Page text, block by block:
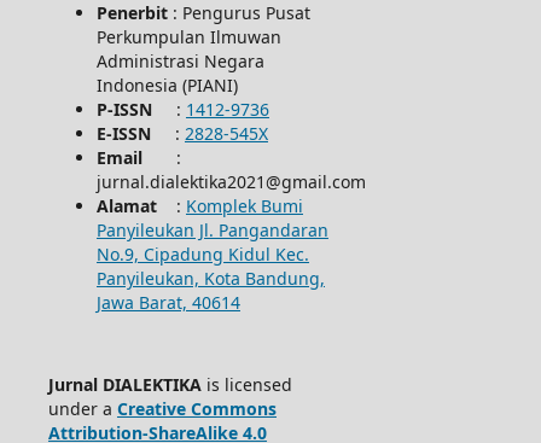
Penerbit : Pengurus Pusat
Perkumpulan Ilmuwan
Administrasi Negara
Indonesia (PIANI)
P-ISSN : 1412-9736
E-ISSN : 2828-545X
Email:
jurnal.dialektika2021@gmail.com
Alamat : Komplek Bumi
Panyileukan Jl. Pangandaran
No.9, Cipadung Kidul Kec.
Panyileukan, Kota Bandung,
Jawa Barat, 40614
Jurnal DIALEKTIKA is licensed
under a Creative Commons
Attribution-ShareAlike 4.0